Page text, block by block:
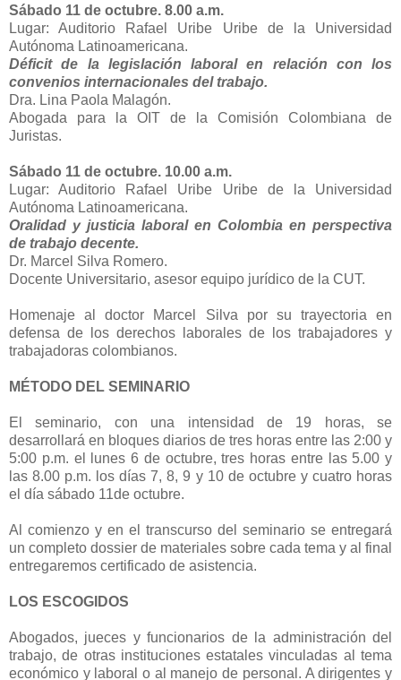
Sábado 11 de octubre. 8.00 a.m.
Lugar: Auditorio Rafael Uribe Uribe de la Universidad
Autónoma Latinoamericana.
Déficit de la legislación laboral en relación con los
convenios internacionales del trabajo.
Dra. Lina Paola Malagón.
Abogada para la OIT de la Comisión Colombiana de
Juristas.
Sábado 11 de octubre. 10.00 a.m.
Lugar: Auditorio Rafael Uribe Uribe de la Universidad
Autónoma Latinoamericana.
Oralidad y justicia laboral en Colombia en perspectiva
de trabajo decente.
Dr. Marcel Silva Romero.
Docente Universitario, asesor equipo jurídico de la CUT.
Homenaje al doctor Marcel Silva por su trayectoria en
defensa de los derechos laborales de los trabajadores y
trabajadoras colombianos.
MÉTODO DEL SEMINARIO
El seminario, con una intensidad de 19 horas, se
desarrollará en bloques diarios de tres horas entre las 2:00 y
5:00 p.m. el lunes 6 de octubre, tres horas entre las 5.00 y
las 8.00 p.m. los días 7, 8, 9 y 10 de octubre y cuatro horas
el día sábado 11de octubre.
Al comienzo y en el transcurso del seminario se entregará
un completo dossier de materiales sobre cada tema y al final
entregaremos certificado de asistencia.
LOS ESCOGIDOS
Abogados, jueces y funcionarios de la administración del
trabajo, de otras instituciones estatales vinculadas al tema
económico y laboral o al manejo de personal. A dirigentes y